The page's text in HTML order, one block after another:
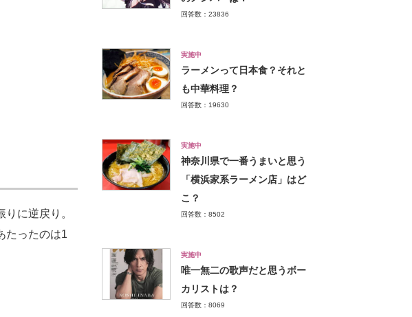
に逆戻り。
たったのは1
回答数：23836
実施中
ラーメンって日本食？それと
も中華料理？
回答数：19630
実施中
神奈川県で一番うまいと思う
「横浜家系ラーメン店」はど
こ？
回答数：8502
実施中
唯一無二の歌声だと思うボー
カリストは？
回答数：8069